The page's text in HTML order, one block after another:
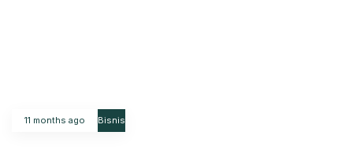
11 months ago Bisnis